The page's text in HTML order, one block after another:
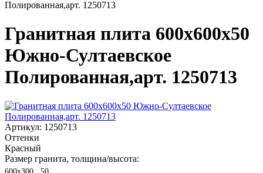
Полированная,арт. 1250713
Гранитная плита 600х600x50
Южно-Султаевское
Полированная,арт. 1250713
Артикул: 1250713
Оттенки
Красный
Размер гранита, толщина/высота: